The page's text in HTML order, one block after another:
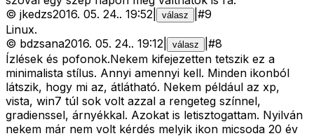
© jkedzs2016. 05. 24.. 19:52 válasz #9
Linux.
© bdzsana2016. 05. 24.. 19:12 válasz #8
Ízlések és pofonok.Nekem kifejezetten tetszik ez a
minimalista stílus. Annyi amennyi kell. Minden ikonból
látszik, hogy mi az, átlátható. Nekem például az xp,
vista, win7 túl sok volt azzal a rengeteg színnel,
gradienssel, árnyékkal. Azokat is letisztogattam. Nyilván
nekem már nem volt kérdés melyik ikon micsoda 20 év